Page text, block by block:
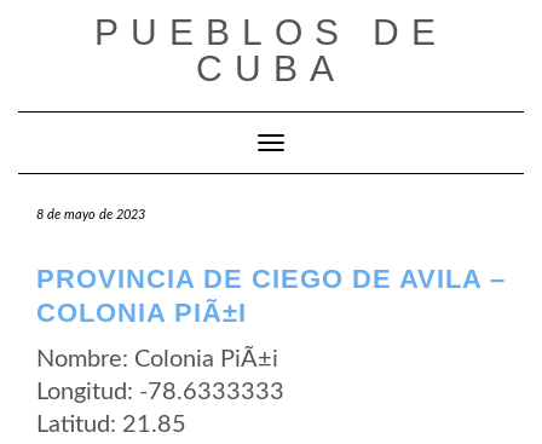
PUEBLOS DE
CUBA
Cambiar modo de navegación
8 de mayo de 2023
PROVINCIA DE CIEGO DE AVILA –
COLONIA PIÃ±I
Nombre: Colonia PiÃ±i
Longitud: -78.6333333
Latitud: 21.85